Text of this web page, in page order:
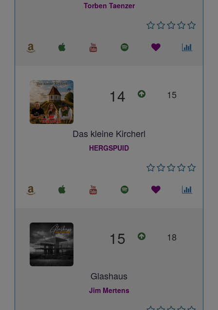
Torben Taenzer
14 15
Das kleine Kircherl
HERGSPUID
15 18
Glashaus
Jim Mertens